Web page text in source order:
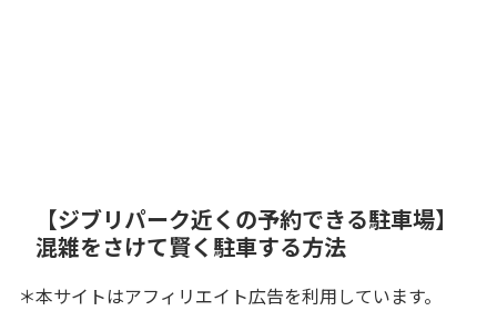
【ジブリパーク近くの予約できる駐車場】
混雑をさけて賢く駐車する方法
＊本サイトはアフィリエイト広告を利用しています。